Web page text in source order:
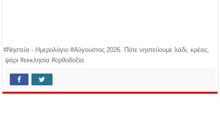
#Νηστεία - Ημερολόγιο #Αύγουστος 2026. Πότε νηστεύουμε λάδι, κρέας,
ψάρι #εκκλησία #ορθοδοξία